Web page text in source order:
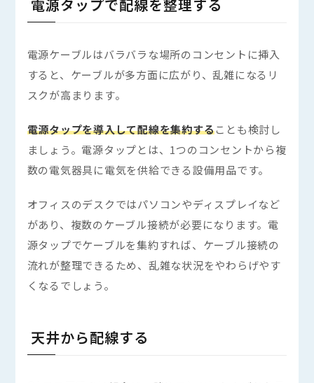
電源タップで配線を整理する
電源ケーブルはバラバラな場所のコンセントに挿入
すると、ケーブルが多方面に広がり、乱雑になるリ
スクが高まります。
電源タップを導入して配線を集約することも検討し
ましょう。電源タップとは、1つのコンセントから複
数の電気器具に電気を供給できる設備用品です。
オフィスのデスクではパソコンやディスプレイなど
があり、複数のケーブル接続が必要になります。電
源タップでケーブルを集約すれば、ケーブル接続の
流れが整理できるため、乱雑な状況をやわらげやす
くなるでしょう。
天井から配線する